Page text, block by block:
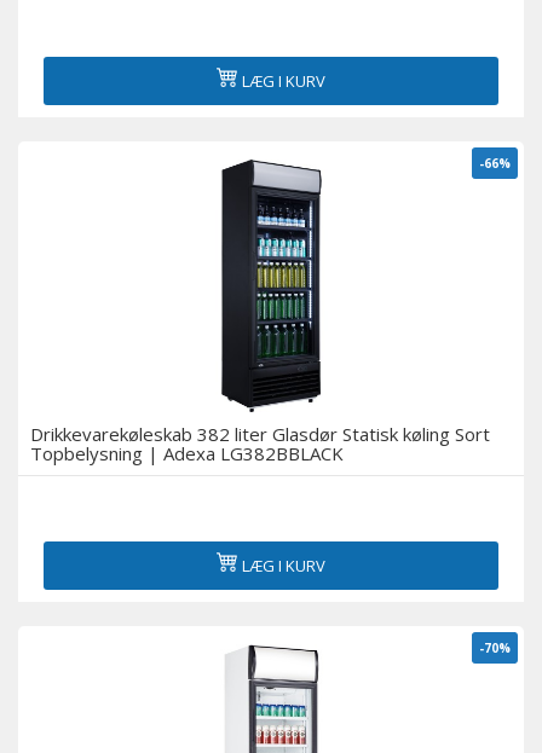
LÆG I KURV
-66%
Drikkevarekøleskab 382 liter Glasdør Statisk køling Sort
Topbelysning | Adexa LG382BBLACK
LÆG I KURV
-70%